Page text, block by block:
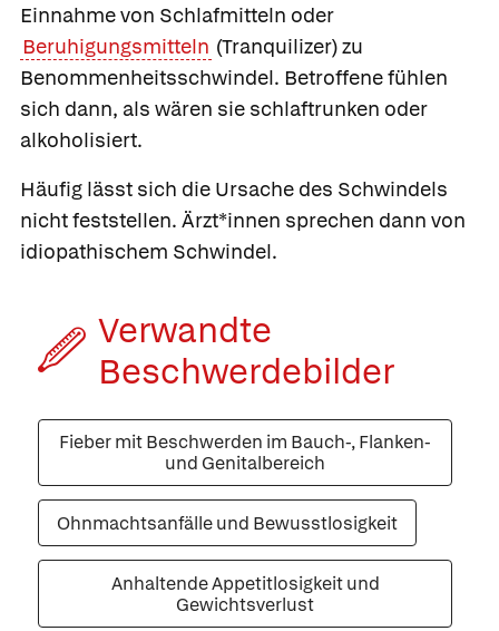
Einnahme von Schlafmitteln oder
Beruhigungsmitteln (Tranquilizer) zu
Benommenheitsschwindel. Betroffene fühlen
sich dann, als wären sie schlaftrunken oder
alkoholisiert.
Häufig lässt sich die Ursache des Schwindels
nicht feststellen. Ärzt*innen sprechen dann von
idiopathischem Schwindel.
Verwandte
Beschwerde­bilder
Fieber mit Beschwerden im Bauch-, Flanken-
und Genitalbereich
Ohnmachtsanfälle und Bewusstlosigkeit
Anhaltende Appetitlosigkeit und
Gewichtsverlust